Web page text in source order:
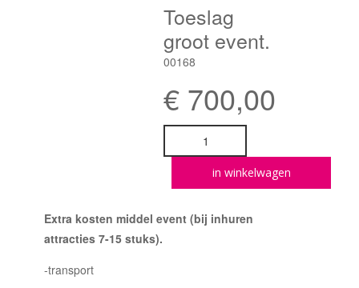
Toeslag
groot event.
00168
€ 700,00
in winkelwagen
Extra kosten middel event (bij inhuren
attracties 7-15 stuks).
-transport